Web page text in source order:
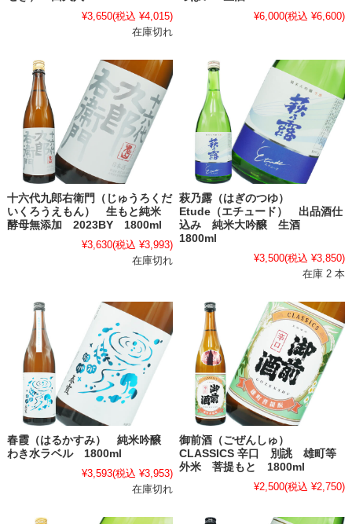
¥3,650(税込 ¥4,015)
在庫切れ
¥6,000(税込 ¥6,600)
十六代九郎右衛門（じゅうろくだ
いくろうえもん） 生もと純米
酵母無添加 2023BY 1800ml
¥3,630(税込 ¥3,993)
在庫切れ
萩乃露（はぎのつゆ）
Etude（エチュード） 出品酒仕
込み 純米大吟醸 生酒
1800ml
¥3,500(税込 ¥3,850)
在庫 2 本
春霞（はるかすみ） 純米吟醸
わき水ラベル 1800ml
¥3,593(税込 ¥3,953)
在庫切れ
御前酒（ごぜんしゅ）
CLASSICS 辛口 別誂 雄町等
外米 菩提もと 1800ml
¥2,500(税込 ¥2,750)